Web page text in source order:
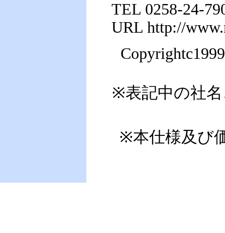
TEL 0258-24-
URL http://
※表記中の社
※本仕様及び